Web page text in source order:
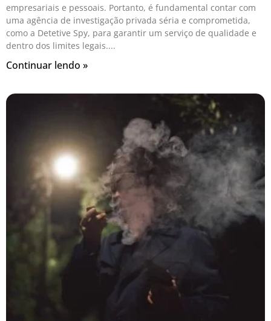
empresariais e pessoais. Portanto, é fundamental contar com
uma agência de investigação privada séria e comprometida,
como a Detetive Spy, para garantir um serviço de qualidade e
dentro dos limites legais.
Continuar lendo »